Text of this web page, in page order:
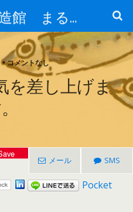
美と健康の創造館 まるとみ薬品 ぐんまの薬屋 芳さんのブログ
コメントなし
を差し上げま
メール SMS
Pocket